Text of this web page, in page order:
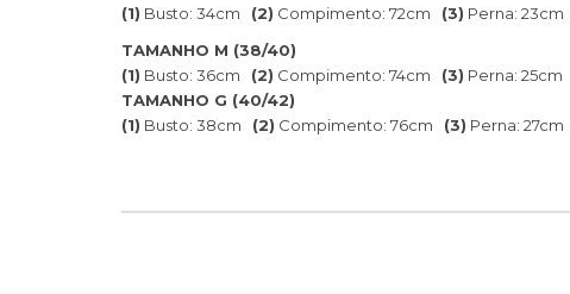
(1) Busto: 34cm (2) Compimento: 72cm (3) Perna: 23cm
TAMANHO M (38/40)
(1) Busto: 36cm (2) Compimento: 74cm (3) Perna: 25cm
TAMANHO G (40/42)
(1) Busto: 38cm (2) Compimento: 76cm (3) Perna: 27cm